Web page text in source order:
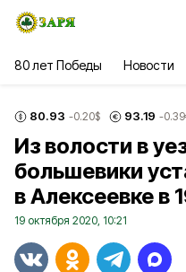
80 лет Победы Новости
80.93 -0.20$ 93.19 -0.39
Из волости в
большевики
в Алексеевке в
19 октября 2020, 10:21